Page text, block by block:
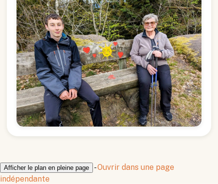
Afficher le plan en pleine page -Ouvrir dans une page
indépendante